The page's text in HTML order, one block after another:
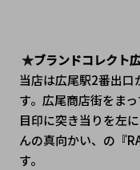
★ブランドコレクト
当店は広尾駅2番出口
す。広尾商店街をま
目印に突き当りを左
んの真向かい、の『
す。